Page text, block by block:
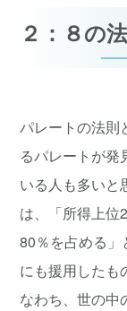
２：８の
パレートの法則
るパレートが発
いる人も多いと
は、「所得上位
80％を占める
にも援用したも
なわち、世の中